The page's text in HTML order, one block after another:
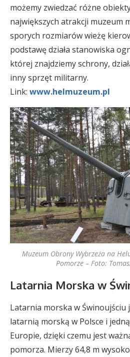
możemy zwiedzać różne
największych atrakcji muzeum
sporych rozmiarów wieżę
podstawę działa stanowiska
której znajdziemy schrony,
inny sprzęt militarny.
Link: www.helmuzeum.pl
Muzeum Obrony Wybrzeża na
Pomorze – Foto:
Latarnia Morska w
Latarnia morska w Świnoujściu
latarnią morską w Polsce i
Europie, dzięki czemu jest
pomorza. Mierzy 64,8 m